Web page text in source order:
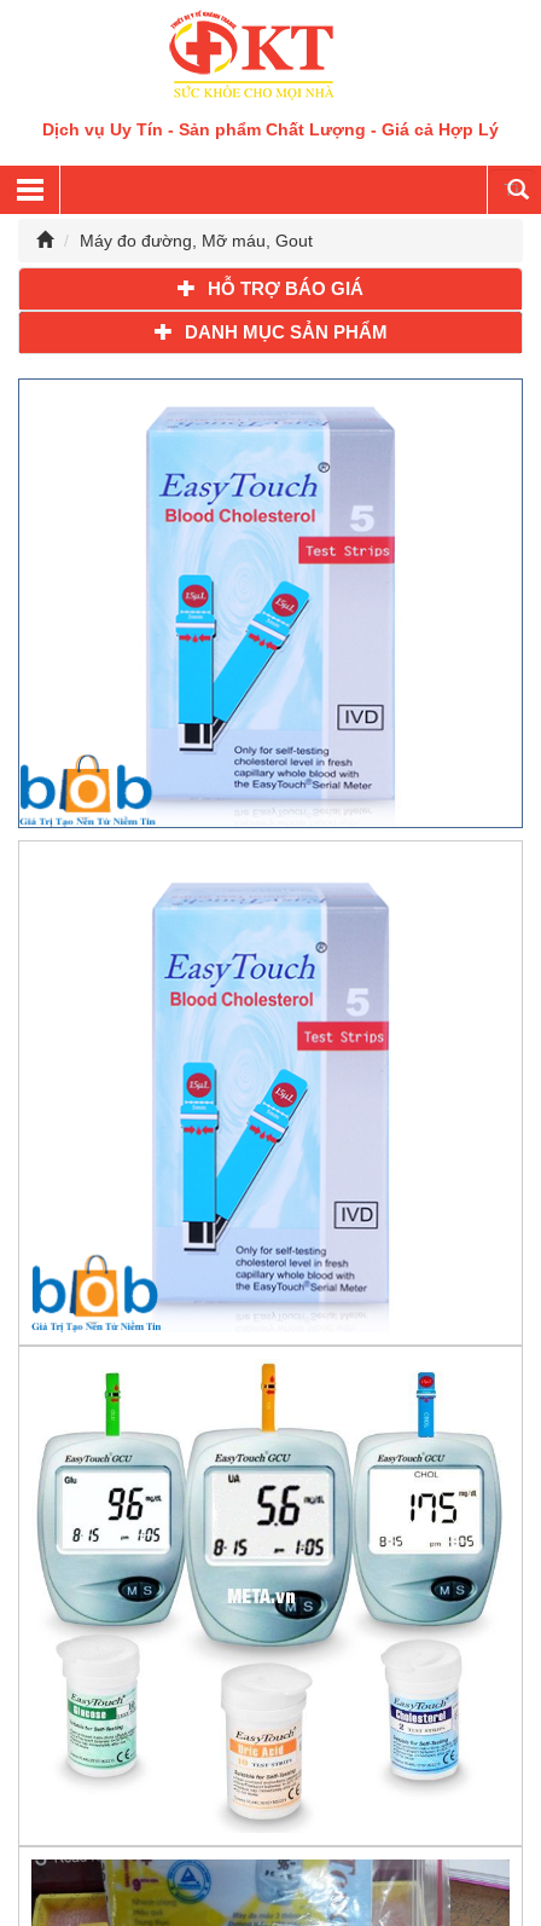
Dịch vụ Uy Tín - Sản phẩm Chất Lượng - Giá cả Hợp Lý
Máy đo đường, Mỡ máu, Gout
HỖ TRỢ BÁO GIÁ
DANH MỤC SẢN PHẨM